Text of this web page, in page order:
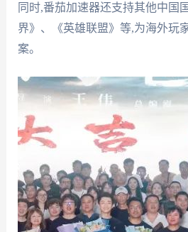
同时,番茄加速器还支持其他中国
界》、《英雄联盟》等,为海外玩
案。